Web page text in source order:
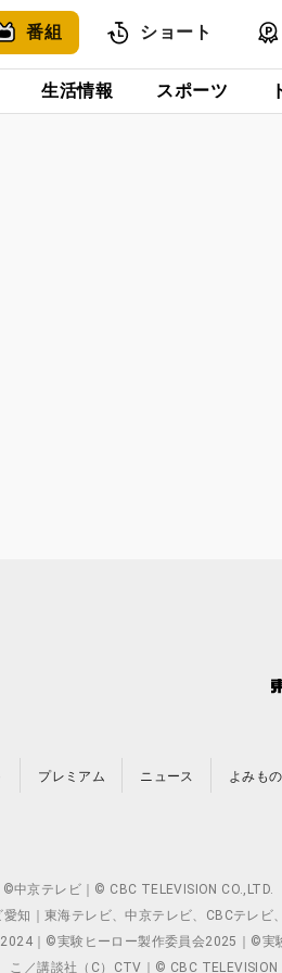
番組 ショート
生活情報 スポーツ
プレミアム ニュース よみもの
中京テレビ｜© CBC TELEVISION
愛知｜東海テレビ、中京テレビ、CBCテレ
｜©実験ヒーロー製作委員会2025｜©実
こ／講談社（C）CTV｜© CBC